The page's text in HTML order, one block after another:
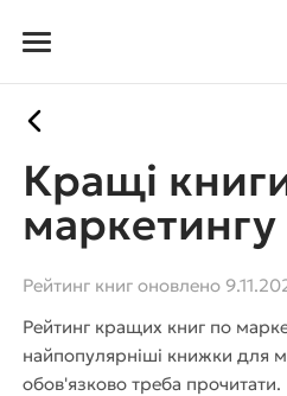
Кращі
маркетингу
Рейтинг книг оновлено
Рейтинг кращих книг по
найпопулярніші книжки для
обов'язково треба прочитати.